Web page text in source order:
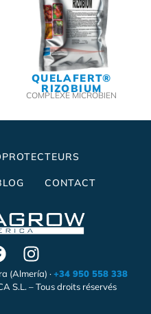
QUELAFERT®
RIZOBIUM
COMPLEXE MICROBIEN
CONTACT
(Almería) ·+34 950 558 338
S.L. – Tous droits réservés